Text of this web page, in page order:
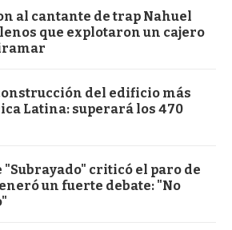
al cantante de trap Nahuel
que explotaron un cajero
del edificio más
Latina: superará los 470
"Subrayado" criticó el paro de
un fuerte debate: "No